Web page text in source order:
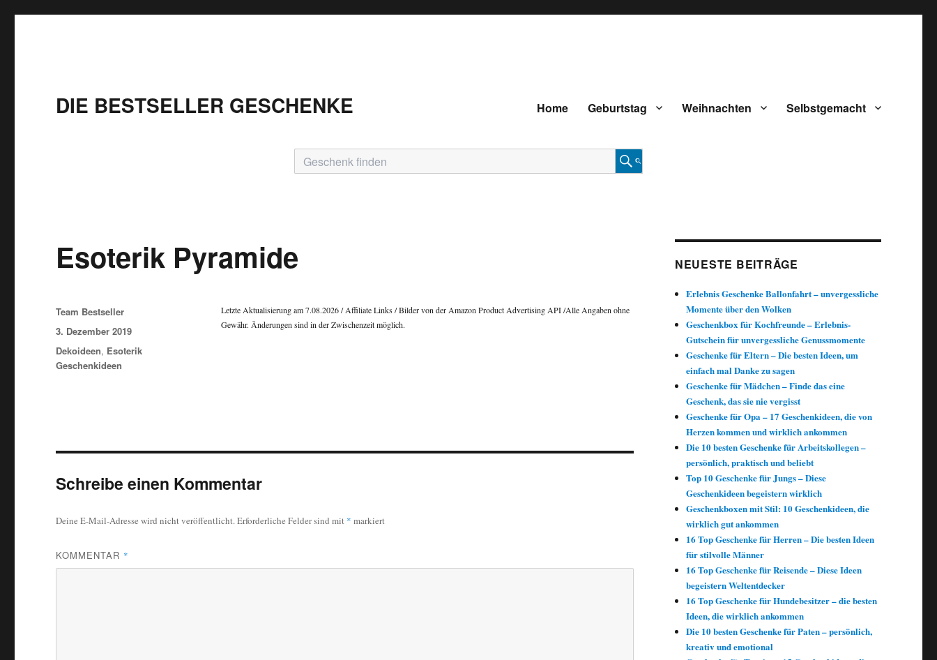
DIE BESTSELLER GESCHENKE Home Geburtstag Weihnachten Selbstgemacht
Esoterik Pyramide
Letzte Aktualisierung am 7.08.2026 / Affiliate Links / Bilder von der Amazon Product Advertising API /Alle Angaben ohne
Gewähr. Änderungen sind in der Zwischenzeit möglich.
Autor
Team Bestseller
Veröffentlicht am
3. Dezember 2019
Kategorien
Dekoideen, Esoterik
Geschenkideen
Schreibe einen Kommentar
Deine E-Mail-Adresse wird nicht veröffentlicht.Erforderliche Felder sind mit * markiert
KOMMENTAR *
NEUESTE BEITRÄGE
Erlebnis Geschenke Ballonfahrt – unvergessliche
Momente über den Wolken
Geschenkbox für Kochfreunde – Erlebnis-
Gutschein für unvergessliche Genussmomente
Geschenke für Eltern – Die besten Ideen, um
einfach mal Danke zu sagen
Geschenke für Mädchen – Finde das eine
Geschenk, das sie nie vergisst
Geschenke für Opa – 17 Geschenkideen, die von
Herzen kommen und wirklich ankommen
Die 10 besten Geschenke für Arbeitskollegen –
persönlich, praktisch und beliebt
Top 10 Geschenke für Jungs – Diese
Geschenkideen begeistern wirklich
Geschenkboxen mit Stil: 10 Geschenkideen, die
wirklich gut ankommen
16 Top Geschenke für Herren – Die besten Ideen
für stilvolle Männer
16 Top Geschenke für Reisende – Diese Ideen
begeistern Weltentdecker
16 Top Geschenke für Hundebesitzer – die besten
Ideen, die wirklich ankommen
Die 10 besten Geschenke für Paten – persönlich,
kreativ und emotional